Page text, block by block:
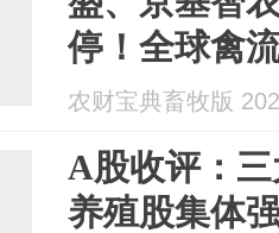
停！全球禽
利好国内肉
农财宝典畜牧版
A股收评：
养殖股集体